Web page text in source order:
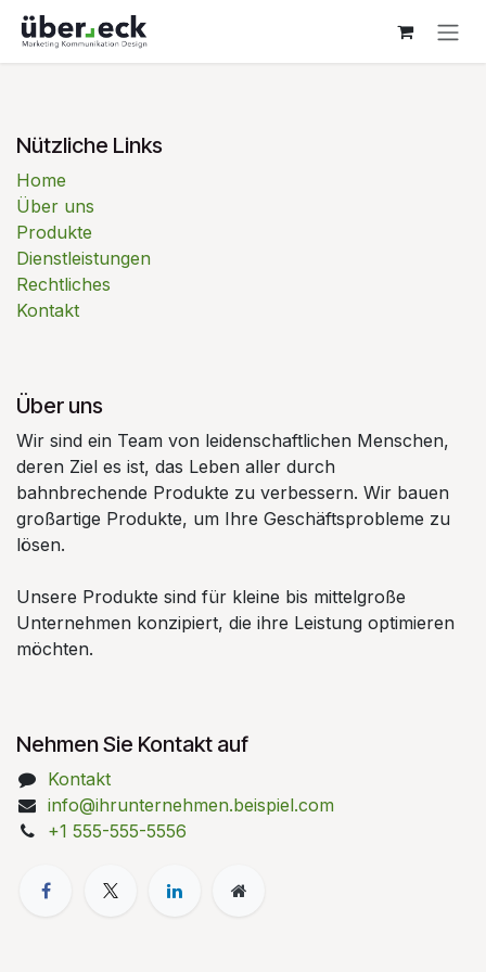
Zum Inhalt springen
Nützliche Links
Home
Über uns
Produkte
Dienstleistungen
Rechtliches
Kontakt
Über uns
Wir sind ein Team von leidenschaftlichen Menschen,
deren Ziel es ist, das Leben aller durch
bahnbrechende Produkte zu verbessern. Wir bauen
großartige Produkte, um Ihre Geschäftsprobleme zu
lösen.
Unsere Produkte sind für kleine bis mittelgroße
Unternehmen konzipiert, die ihre Leistung optimieren
möchten.
Nehmen Sie Kontakt auf
Kontakt
info@ihrunternehmen.beispiel.com
+1 555-555-5556